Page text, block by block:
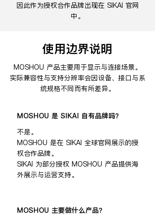
因此作为授权合作品牌出现在 SIKAI 官网
中。
使用边界说明
MOSHOU 产品主要用于显示与连接场景。
实际兼容性与支持分辨率会因设备、接口与系
统规格不同而有所差异。
MOSHOU 是 SIKAI 自有品牌吗？
不是。
MOSHOU 是在 SIKAI 全球官网展示的授
权合作品牌。
SIKAI 为部分授权 MOSHOU 产品提供海
外展示与运营支持。
MOSHOU 主要做什么产品？